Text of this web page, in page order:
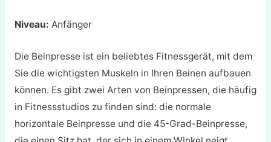
Niveau: Anfänger
Die Beinpresse ist ein beliebtes Fitnessgerät, mit dem
Sie die wichtigsten Muskeln in Ihren Beinen aufbauen
können. Es gibt zwei Arten von Beinpressen, die häufig
in Fitnessstudios zu finden sind: die normale
horizontale Beinpresse und die 45-Grad-Beinpresse,